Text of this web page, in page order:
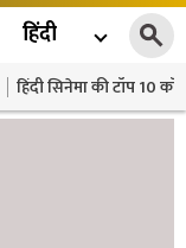
हिंदी
हिंदी सिनेमा की टॉप 10